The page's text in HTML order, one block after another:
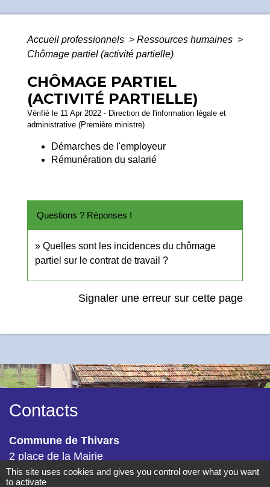
Accueil professionnels > Ressources humaines >
Chômage partiel (activité partielle)
CHÔMAGE PARTIEL
(ACTIVITÉ PARTIELLE)
Vérifié le 11 Apr 2022 - Direction de l'information légale et
administrative (Première ministre)
Démarches de l'employeur
Rémunération du salarié
Questions ? Réponses !
Quelles sont les incidences du chômage
partiel sur le contrat de travail ?
Signaler une erreur sur cette page
Contacts
Commune de Thivars
2 place de la Mairie
28630 Thivars - FRANCE
This site uses cookies and gives you control over what you want
to activate